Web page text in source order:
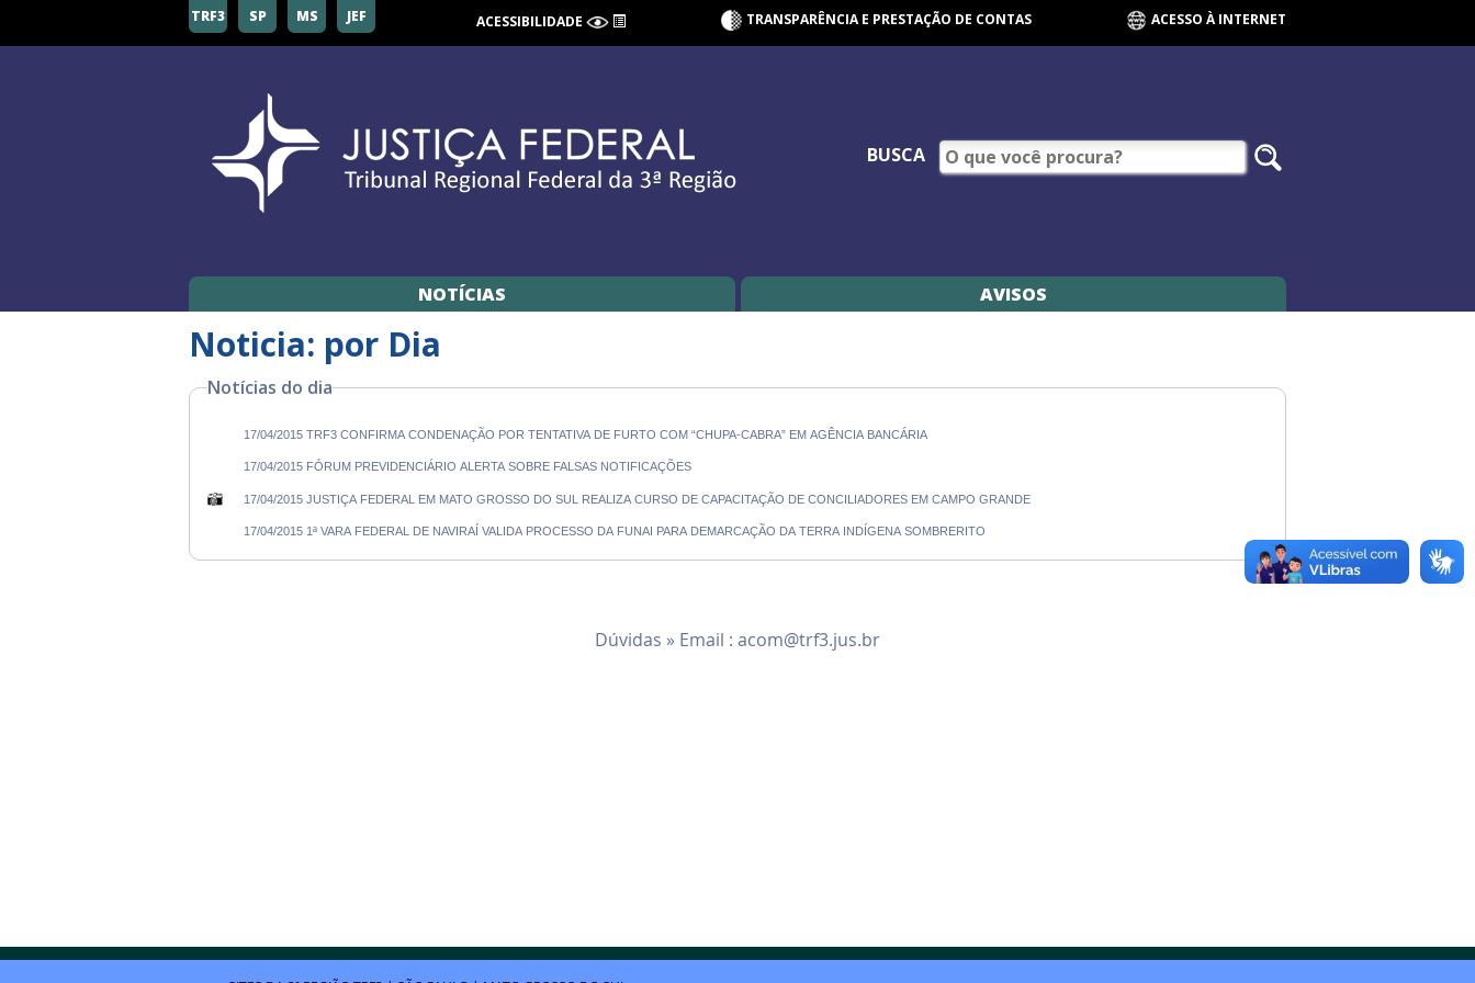
TRF3 SP MS JEF ACESSIBILIDADE TRANSPARÊNCIA E PRESTAÇÃO DE CONTAS ACESSO À INTERNET
BUSCA
NOTÍCIAS AVISOS
Noticia: por Dia
Notícias do dia
17/04/2015 TRF3 CONFIRMA CONDENAÇÃO POR TENTATIVA DE FURTO COM “CHUPA-CABRA” EM AGÊNCIA BANCÁRIA
17/04/2015 FÓRUM PREVIDENCIÁRIO ALERTA SOBRE FALSAS NOTIFICAÇÕES
17/04/2015 JUSTIÇA FEDERAL EM MATO GROSSO DO SUL REALIZA CURSO DE CAPACITAÇÃO DE CONCILIADORES EM CAMPO GRANDE
17/04/2015 1ª VARA FEDERAL DE NAVIRAÍ VALIDA PROCESSO DA FUNAI PARA DEMARCAÇÃO DA TERRA INDÍGENA SOMBRERITO
Dúvidas » Email : acom@trf3.jus.br